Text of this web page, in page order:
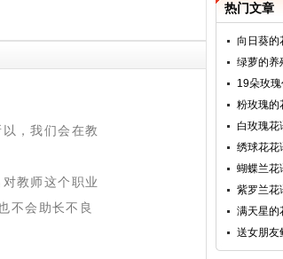
，我们会在教
教师这个职业
不会助长不良
热门文章
向日葵的
绿萝的养
19朵玫瑰
粉玫瑰的
白玫瑰花
绣球花花
蝴蝶兰花
紫罗兰花
满天星的
送女朋友